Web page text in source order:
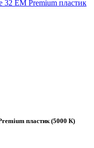
пластик (5000 К)